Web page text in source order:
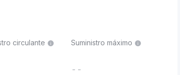
circulante Suministro máximo
--